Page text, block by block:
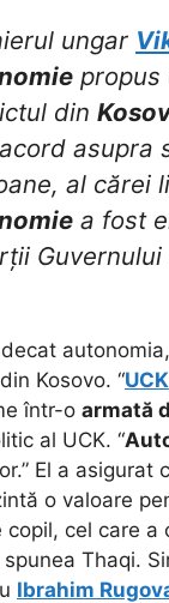
ungar
propus
din
asupra
al cărei
a fost
Guvernului
autonomia,
Kosovo. “UCK
într-o armată
al UCK. “
El a asigurat
o valoare
copil, cel care a
spunea Thaqi.
Ibrahim